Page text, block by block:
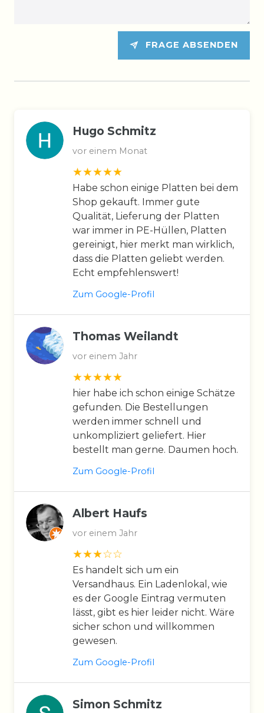
FRAGE ABSENDEN
Hugo Schmitz
vor einem Monat
Habe schon einige Platten bei dem
Shop gekauft. Immer gute
Qualität, Lieferung der Platten
war immer in PE-Hüllen, Platten
gereinigt, hier merkt man wirklich,
dass die Platten geliebt werden.
Echt empfehlenswert!
Zum Google-Profil
Thomas Weilandt
vor einem Jahr
hier habe ich schon einige Schätze
gefunden. Die Bestellungen
werden immer schnell und
unkompliziert geliefert. Hier
bestellt man gerne. Daumen hoch.
Zum Google-Profil
Albert Haufs
vor einem Jahr
Es handelt sich um ein
Versandhaus. Ein Ladenlokal, wie
es der Google Eintrag vermuten
lässt, gibt es hier leider nicht. Wäre
sicher schon und willkommen
gewesen.
Zum Google-Profil
Simon Schmitz